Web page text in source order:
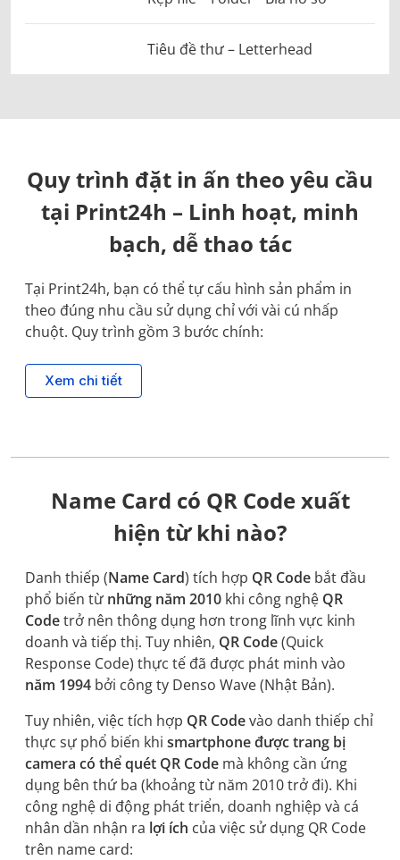
Tiêu đề thư – Letterhead
Quy trình đặt in ấn theo yêu cầu
tại Print24h – Linh hoạt, minh
bạch, dễ thao tác
Tại Print24h, bạn có thể tự cấu hình sản phẩm in
theo đúng nhu cầu sử dụng chỉ với vài cú nhấp
chuột. Quy trình gồm 3 bước chính:
Xem chi tiết
Name Card có QR Code xuất
hiện từ khi nào?
Danh thiếp (Name Card) tích hợp QR Code bắt đầu
phổ biến từ những năm 2010 khi công nghệ QR
Codetrở nên thông dụng hơn trong lĩnh vực kinh
doanh và tiếp thị. Tuy nhiên, QR Code(Quick
Response Code) thực tế đã được phát minh vào
năm 1994 bởi công ty Denso Wave (Nhật Bản).
Tuy nhiên, việc tích hợp QR Codevào danh thiếp chỉ
thực sự phổ biến khi smartphone được trang bị
camera có thể quét QR Code mà không cần ứng
dụng bên thứ ba (khoảng từ năm 2010 trở đi). Khi
công nghệ di động phát triển, doanh nghiệp và cá
nhân dần nhận ra lợi ích của việc sử dụng QR Code
trên name card: